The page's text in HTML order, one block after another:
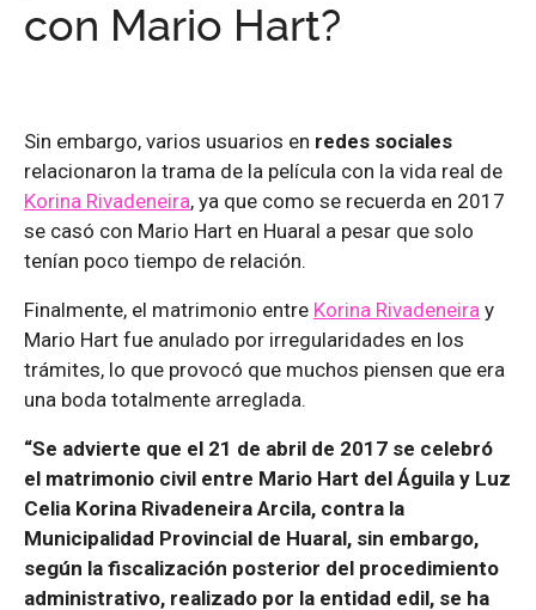
con Mario Hart?
Sin embargo, varios usuarios en redes sociales
relacionaron la trama de la película con la vida real de
Korina Rivadeneira, ya que como se recuerda en 2017
se casó con Mario Hart en Huaral a pesar que solo
tenían poco tiempo de relación.
Finalmente, el matrimonio entre Korina Rivadeneira y
Mario Hart fue anulado por irregularidades en los
trámites, lo que provocó que muchos piensen que era
una boda totalmente arreglada.
“Se advierte que el 21 de abril de 2017 se celebró
el matrimonio civil entre Mario Hart del Águila y Luz
Celia Korina Rivadeneira Arcila, contra la
Municipalidad Provincial de Huaral, sin embargo,
según la fiscalización posterior del procedimiento
administrativo, realizado por la entidad edil, se ha